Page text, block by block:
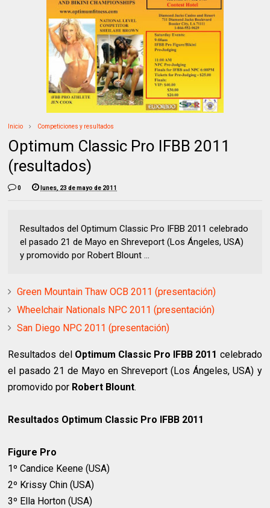
Inicio Competiciones y resultados
Optimum Classic Pro IFBB 2011
(resultados)
0 lunes, 23 de mayo de 2011
Resultados del Optimum Classic Pro IFBB 2011 celebrado
el pasado 21 de Mayo en Shreveport (Los Ángeles, USA)
y promovido por Robert Blount ...
Green Mountain Thaw OCB 2011 (presentación)
Wheelchair Nationals NPC 2011 (presentación)
San Diego NPC 2011 (presentación)
Resultados del Optimum Classic Pro IFBB 2011 celebrado
el pasado 21 de Mayo en Shreveport (Los Ángeles, USA) y
promovido por Robert Blount.
Resultados Optimum Classic Pro IFBB 2011
Figure Pro
1º Candice Keene (USA)
2º Krissy Chin (USA)
3º Ella Horton (USA)